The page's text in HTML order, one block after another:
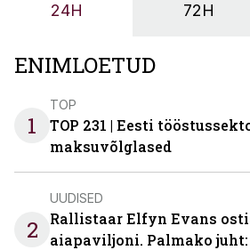
24H 72H
ENIMLOETUD
1
TOP
TOP 231 | Eesti
maksuvõlglased
2
UUDISED
Rallistaar Elfyn Evans
aiapaviljoni. Palmako juht: